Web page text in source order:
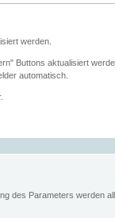
werden.
Buttons aktualisiert
automatisch.
des Parameters werden